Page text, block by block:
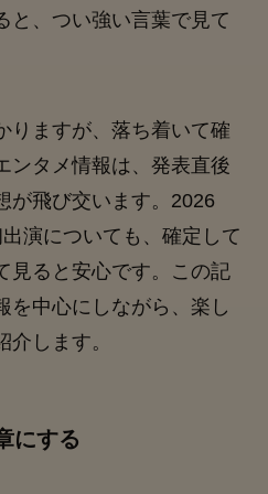
と、つい強い言葉で見て
りますが、落ち着いて確
ンタメ情報は、発表直後
が飛び交います。2026
演についても、確定して
見ると安心です。この記
を中心にしながら、楽し
します。
にする